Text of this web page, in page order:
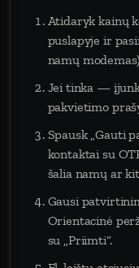
Atidaryk kainų
puslapyje ir
namų
Jei tinka — įjunk
pakvietimo
Spausk „Gauti
kontaktai su
šalia namų ar
Gausi
Orientacinė
su „Priimti“.